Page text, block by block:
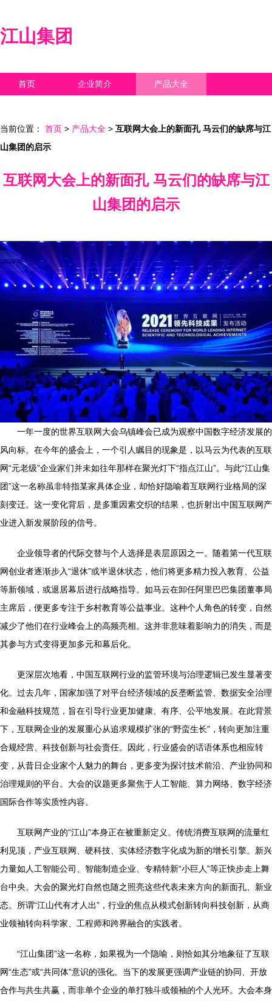
江山集团
首页 企业简介 产品大全
当前位置： 首页 > 产品大全 > 互联网大会上的新面孔 马云们的缺席与江
山集团的启示
互联网大会上的新面孔 马云们的缺席与江
山集团的启示
一年一度的世界互联网大会乌镇峰会已成为观察中国数字经济发展的
风向标。在今年的盛会上，一个引人瞩目的现象是，以马云为代表的互联
网“元老级”企业家们并未如往年那样在聚光灯下“指点江山”。与此“江山集
团”这一名称虽非特指某家具体企业，却恰好隐喻着互联网行业格局的深
刻变迁。这一变化背后，是多重因素交织的结果，也折射出中国互联网产
业进入新发展阶段的信号。
企业领导者的代际交替与个人选择是表层原因之一。随着第一代互联
网创业者逐渐步入“退休”或半退休状态，他们将更多精力投入教育、公益
等新领域，或退居幕后进行战略指导。如马云在卸任阿里巴巴集团董事局
主席后，便更多专注于乡村教育等公益事业。这种个人角色的转变，自然
减少了他们在行业峰会上的高频亮相。这并非意味着影响力的消失，而是
其参与方式变得更加多元和幕后化。
更深层次地看，中国互联网行业的监管环境与治理逻辑已发生显著变
化。过去几年，国家加强了对平台经济领域的反垄断监管、数据安全治理
和金融科技规范，旨在引导行业更加健康、有序、公平地发展。在此背景
下，互联网企业的发展重心从追求规模扩张的“野蛮生长”，转向更加注重
合规经营、科技创新与社会责任。因此，行业盛会的话语体系也相应转
变，从昔日企业家个人魅力的舞台，更多变为探讨技术前沿、产业协同和
治理规则的平台。大会的议题更多聚焦于人工智能、算力网络、数字经济
国际合作等实质性内容。
互联网产业的“江山”本身正在被重新定义。传统消费互联网的流量红
利见顶，产业互联网、硬科技、实体经济数字化成为新的增长引擎。新兴
力量如人工智能公司、智能制造企业、专精特新“小巨人”等正快步走上舞
台中央。大会的聚光灯自然也随之照亮这些代表未来方向的新面孔、新业
态。所谓“江山代有才人出”，行业的焦点从模式创新转向科技创新，从商
业领袖转向科学家、工程师和跨界融合的实践者。
“江山集团”这一名称，如果视为一个隐喻，则恰如其分地象征了互联
网“生态”或“共同体”意识的强化。当下的发展更强调产业链的协同、开放
合作与共生共赢，而非单个企业的单打独斗或领袖的个人光环。大会本身